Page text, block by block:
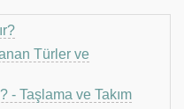
Türler ve
- Taşlama ve Takım